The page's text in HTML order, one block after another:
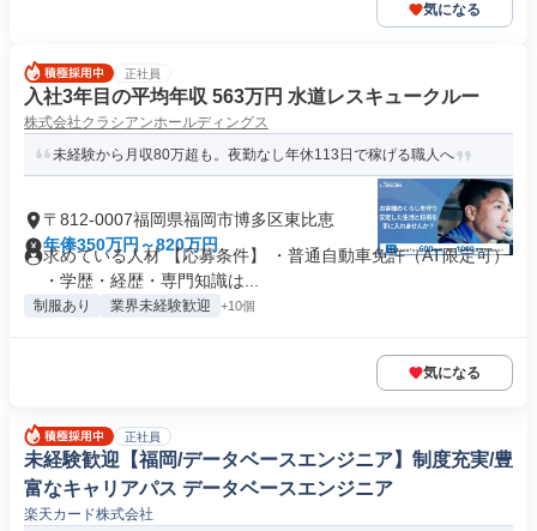
気になる
正社員
入社3年目の平均年収 563万円 水道レスキュークルー
株式会社クラシアンホールディングス
未経験から月収80万超も。夜勤なし年休113日で稼げる職人へ
〒812-0007福岡県福岡市博多区東比恵
年俸350万円～820万円
求めている人材 【応募条件】 ・普通自動車免許（AT限定可）
・学歴・経歴・専門知識は...
制服あり 業界未経験歓迎 +10個
気になる
正社員
未経験歓迎【福岡/データベースエンジニア】制度充実/豊
富なキャリアパス データベースエンジニア
楽天カード株式会社